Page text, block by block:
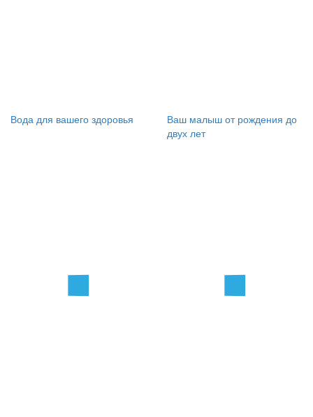
Вода для вашего здоровья
Ваш малыш от рождения до
двух лет